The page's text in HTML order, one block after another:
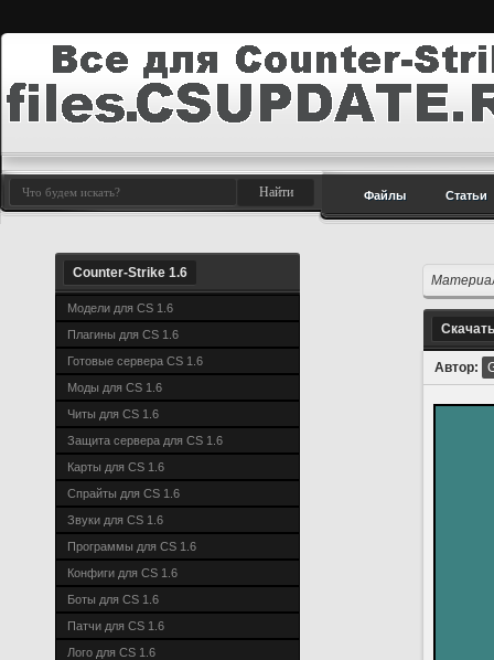
Файлы Статьи
Counter-Strike 1.6
Модели для CS 1.6
Плагины для CS 1.6
Готовые сервера CS 1.6
Моды для CS 1.6
Читы для CS 1.6
Защита сервера для CS 1.6
Карты для CS 1.6
Спрайты для CS 1.6
Звуки для CS 1.6
Программы для CS 1.6
Конфиги для CS 1.6
Боты для CS 1.6
Патчи для CS 1.6
Лого для CS 1.6
Автор: